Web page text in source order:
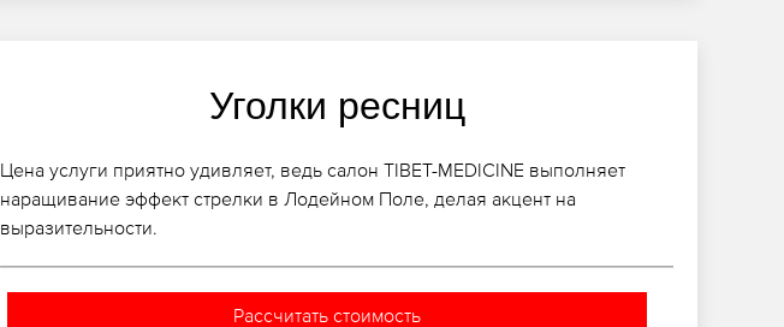
Уголки ресниц
Цена услуги приятно удивляет, ведь салон TIBET-MEDICINE выполняет
наращивание эффект стрелки в Лодейном Поле, делая акцент на
выразительности.
Рассчитать стоимость